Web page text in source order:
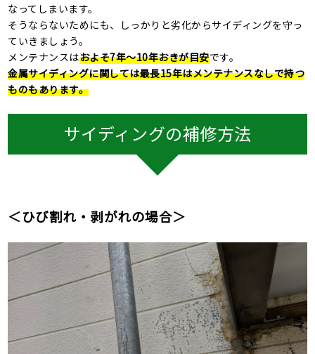
なってしまいます。
そうならないためにも、しっかりと劣化からサイディングを守っ
ていきましょう。
メンテナンスはおよそ7年～10年おきが目安です。
金属サイディングに関しては最長15年はメンテナンスなしで持つ
ものもあります。
サイディングの補修方法
＜ひび割れ・剥がれの場合＞